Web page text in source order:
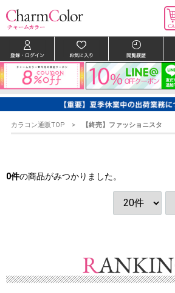
カラコン通販TOP 【終売】ファッショニスタ
0件の商品がみつかりました。